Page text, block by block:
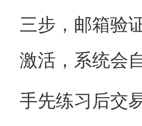
三步，邮箱验
激活，系统会
手先练习后交